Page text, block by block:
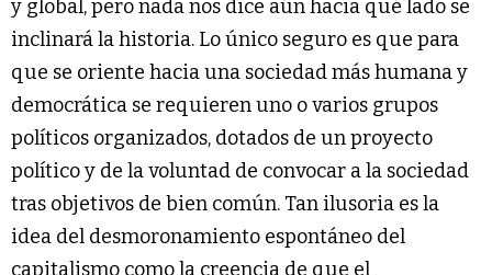
y global, pero nada nos dice aún hacia qué lado se
inclinará la historia. Lo único seguro es que para
que se oriente hacia una sociedad más humana y
democrática se requieren uno o varios grupos
políticos organizados, dotados de un proyecto
político y de la voluntad de convocar a la sociedad
tras objetivos de bien común. Tan ilusoria es la
idea del desmoronamiento espontáneo del
capitalismo como la creencia de que el